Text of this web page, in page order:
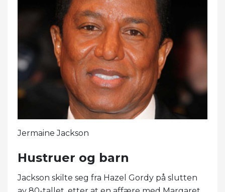
Jermaine Jackson
Hustruer og barn
Jackson skilte seg fra Hazel Gordy på slutten